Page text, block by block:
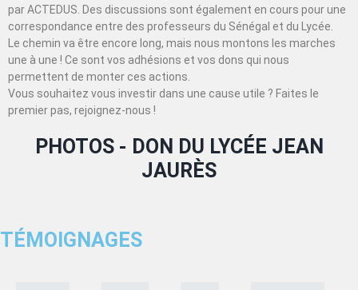
par ACTEDUS. Des discussions sont également en cours pour une
correspondance entre des professeurs du Sénégal et du Lycée.
Le chemin va être encore long, mais nous montons les marches
une à une ! Ce sont vos adhésions et vos dons qui nous
permettent de monter ces actions.
Vous souhaitez vous investir dans une cause utile ? Faites le
premier pas, rejoignez-nous !
PHOTOS - DON DU LYCÉE JEAN
JAURÈS
TÉMOIGNAGES